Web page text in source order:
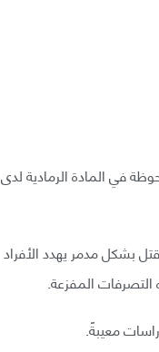
في المادة الرمادية لدی
يؤثر القتل بشكل مدمر يهدد الأفراد
المفزعة.
معيبةً.